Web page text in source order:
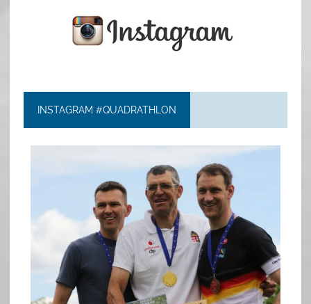
INSTAGRAM #QUADRATHLON